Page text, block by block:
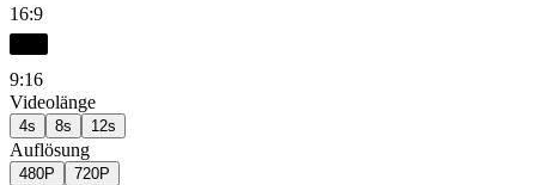
16:9
9:16
Videolänge
4s 8s 12s
Auflösung
480P 720P